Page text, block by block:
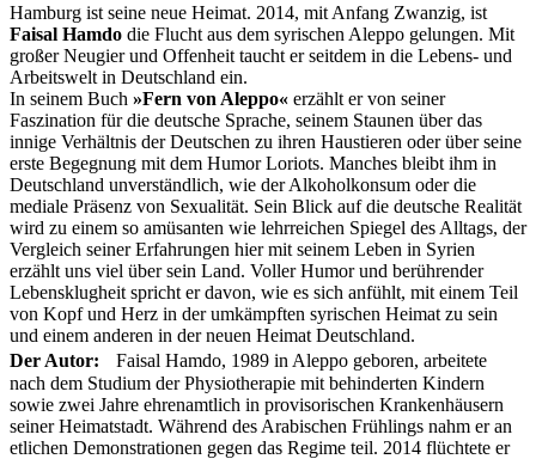
Hamburg ist seine neue Heimat. 2014, mit Anfang Zwanzig, ist
Faisal Hamdo die Flucht aus dem syrischen Aleppo gelungen. Mit
großer Neugier und Offenheit taucht er seitdem in die Lebens- und
Arbeitswelt in Deutschland ein.
In seinem Buch »Fern von Aleppo« erzählt er von seiner
Faszination für die deutsche Sprache, seinem Staunen über das
innige Verhältnis der Deutschen zu ihren Haustieren oder über seine
erste Begegnung mit dem Humor Loriots. Manches bleibt ihm in
Deutschland unverständlich, wie der Alkoholkonsum oder die
mediale Präsenz von Sexualität. Sein Blick auf die deutsche Realität
wird zu einem so amüsanten wie lehrreichen Spiegel des Alltags, der
Vergleich seiner Erfahrungen hier mit seinem Leben in Syrien
erzählt uns viel über sein Land. Voller Humor und berührender
Lebensklugheit spricht er davon, wie es sich anfühlt, mit einem Teil
von Kopf und Herz in der umkämpften syrischen Heimat zu sein
und einem anderen in der neuen Heimat Deutschland.
Der Autor:
Faisal Hamdo, 1989 in Aleppo geboren, arbeitete
nach dem Studium der Physiotherapie mit behinderten Kindern
sowie zwei Jahre ehrenamtlich in provisorischen Krankenhäusern
seiner Heimatstadt. Während des Arabischen Frühlings nahm er an
etlichen Demonstrationen gegen das Regime teil. 2014 flüchtete er